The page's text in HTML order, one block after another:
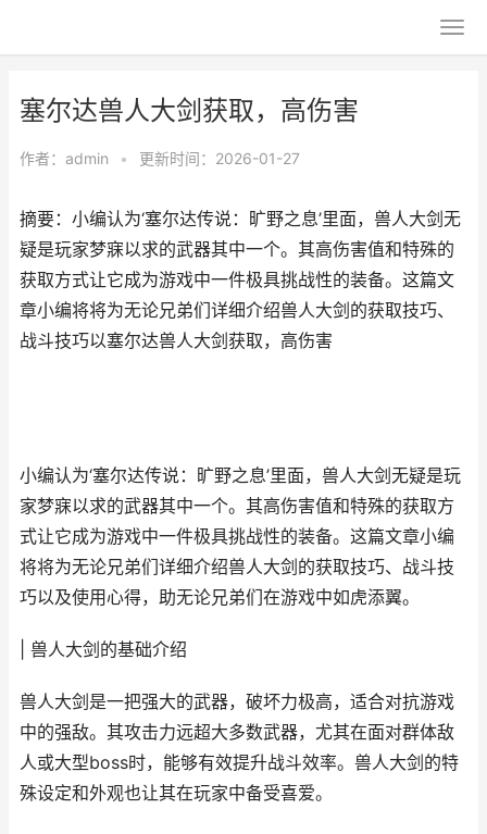
塞尔达兽人大剑获取，高伤害
作者： admin • 更新时间：2026-01-27
摘要：小编认为‘塞尔达传说：旷野之息’里面，兽人大剑无
疑是玩家梦寐以求的武器其中一个。其高伤害值和特殊的
获取方式让它成为游戏中一件极具挑战性的装备。这篇文
章小编将将为无论兄弟们详细介绍兽人大剑的获取技巧、
战斗技巧以塞尔达兽人大剑获取，高伤害
小编认为‘塞尔达传说：旷野之息’里面，兽人大剑无疑是玩
家梦寐以求的武器其中一个。其高伤害值和特殊的获取方
式让它成为游戏中一件极具挑战性的装备。这篇文章小编
将将为无论兄弟们详细介绍兽人大剑的获取技巧、战斗技
巧以及使用心得，助无论兄弟们在游戏中如虎添翼。
| 兽人大剑的基础介绍
兽人大剑是一把强大的武器，破坏力极高，适合对抗游戏
中的强敌。其攻击力远超大多数武器，尤其在面对群体敌
人或大型boss时，能够有效提升战斗效率。兽人大剑的特
殊设定和外观也让其在玩家中备受喜爱。